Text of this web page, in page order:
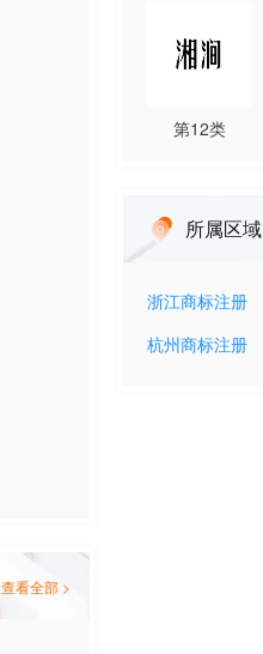
查看全部 >
第12类
所属区域
浙江商标注册
杭州 商标注册